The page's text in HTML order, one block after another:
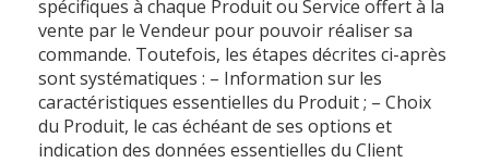
spécifiques à chaque Produit ou Service offert à la
vente par le Vendeur pour pouvoir réaliser sa
commande. Toutefois, les étapes décrites ci-après
sont systématiques : – Information sur les
caractéristiques essentielles du Produit ; – Choix
du Produit, le cas échéant de ses options et
indication des données essentielles du Client